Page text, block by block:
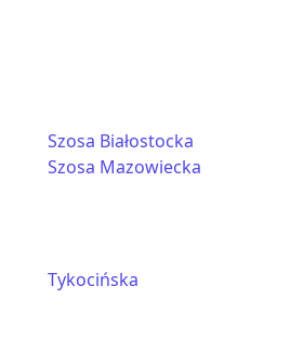
Szosa Białostocka
Szosa Mazowiecka
Tykocińska